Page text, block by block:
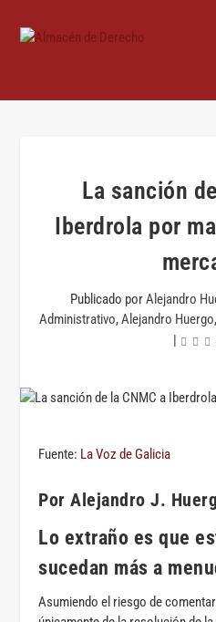
La sanción
Iberdrola por
Publicado porAlejandro
Administrativo,Alejandro Huergo,
|
Fuente: La Voz de Galicia
Por Alejandro J.
Lo extraño es que
sucedan más a
Asumiendo el riesgo de